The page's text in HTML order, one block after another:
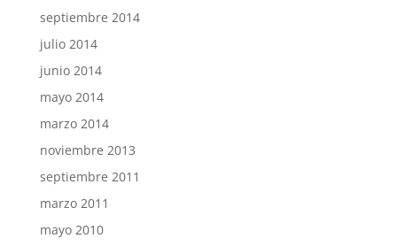
septiembre 2014
julio 2014
junio 2014
mayo 2014
marzo 2014
noviembre 2013
septiembre 2011
marzo 2011
mayo 2010